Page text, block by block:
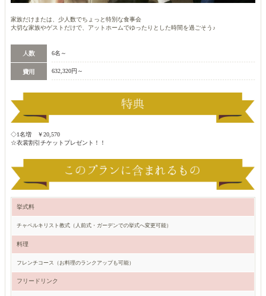
家族だけまたは、少人数でちょっと特別な食事会
大切な家族やゲストだけで、アットホームでゆったりとした時間を過ごそう♪
6名～
632,320円～
◇1名増 ￥20,570
☆衣裳割引チケットプレゼント！！
挙式料
チャペルキリスト教式（人前式・ガーデンでの挙式へ変更可能）
料理
フレンチコース（お料理のランクアップも可能）
フリードリンク